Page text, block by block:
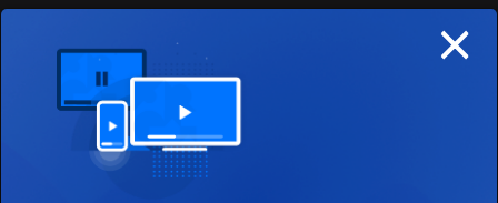
13 dez. 2025
×